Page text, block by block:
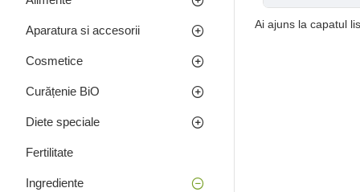
Aparatura si accesorii
Cosmetice
Curățenie BiO
Diete speciale
Fertilitate
Ingrediente
Ai ajuns la capatul